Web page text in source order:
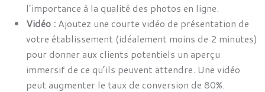
l’importance à la qualité des photos en ligne.
Vidéo : Ajoutez une courte vidéo de présentation de
votre établissement (idéalement moins de 2 minutes)
pour donner aux clients potentiels un aperçu
immersif de ce qu’ils peuvent attendre. Une vidéo
peut augmenter le taux de conversion de 80%.